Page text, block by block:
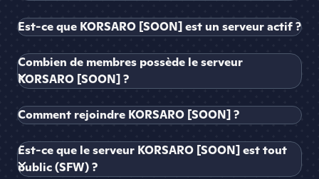
Est-ce que KORSARO [SOON] est un serveur actif ?
Combien de membres possède le serveur
KORSARO [SOON] ?
Comment rejoindre KORSARO [SOON] ?
Est-ce que le serveur KORSARO [SOON] est tout
public (SFW) ?